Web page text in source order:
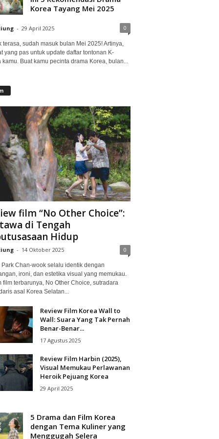
Korea Tayang Mei 2025
- 29 April 2025 0
terasa, sudah masuk bulan Mei 2025! Artinya,
yang pas untuk update daftar tontonan K-
kamu. Buat kamu pecinta drama Korea, bulan...
film “No Other Choice”:
di Tengah
Hidup
- 14 Oktober 2025 0
Park Chan-wook selalu identik dengan
ironi, dan estetika visual yang memukau.
film terbarunya, No Other Choice, sutradara
asal Korea Selatan...
Review Film Korea Wall to
Wall: Suara Yang Tak Pernah
Benar-Benar...
17 Agustus 2025
Review Film Harbin (2025),
Visual Memukau Perlawanan
Heroik Pejuang Korea
29 April 2025
5 Drama dan Film Korea
dengan Tema Kuliner yang
Menggugah Selera